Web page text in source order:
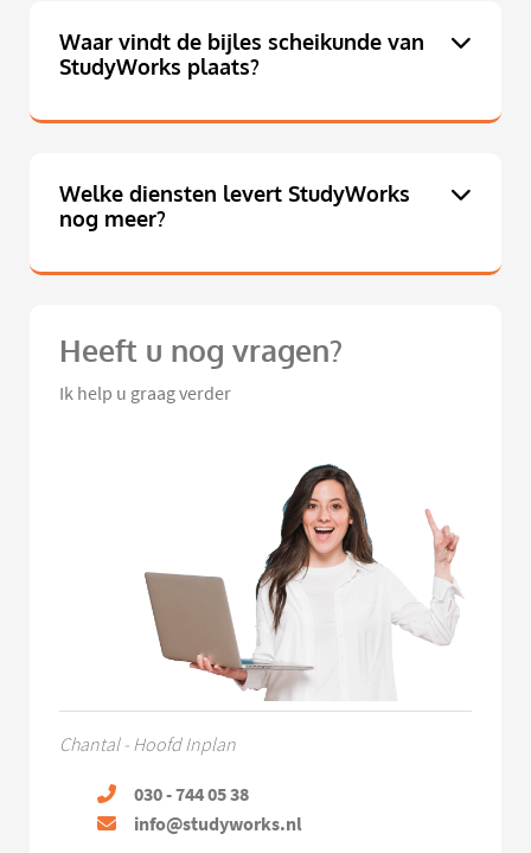
Waar vindt de bijles scheikunde van
StudyWorks plaats?
Welke diensten levert StudyWorks
nog meer?
Heeft u nog vragen?
Ik help u graag verder
Chantal - Hoofd Inplan
030 - 744 05 38
info@studyworks.nl